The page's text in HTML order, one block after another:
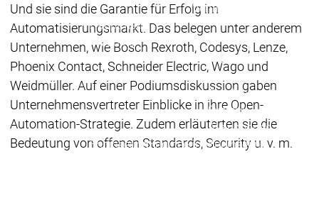
Vertrieb
Hauptmenü
Produkte
EngineeringEngineering
Produkte
Engineering
Development
System
AI-supported
Engineering
Und sie sind die Garantie für Erfolg im
Automatisierungsmarkt. Das belegen unter anderem
Unternehmen, wie Bosch Rexroth, Codesys, Lenze,
Phoenix Contact, Schneider Electric, Wago und
Weidmüller. Auf einer Podiumsdiskussion gaben
Unternehmensvertreter Einblicke in ihre Open-
Automation-Strategie. Zudem erläuterten sie die
Bedeutung von offenen Standards, Security u. v. m.